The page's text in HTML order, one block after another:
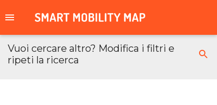
Vuoi cercare altro? Modifica i filtri e
ripeti la ricerca